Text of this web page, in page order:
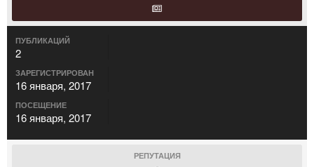
ПУБЛИКАЦИЙ
2
ЗАРЕГИСТРИРОВАН
16 января, 2017
ПОСЕЩЕНИЕ
16 января, 2017
РЕПУТАЦИЯ